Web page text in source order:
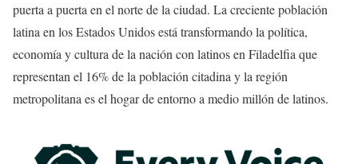
puerta a puerta en el norte de la ciudad. La creciente población
latina en los Estados Unidos está transformando la política,
economía y cultura de la nación con latinos en Filadelfia que
representan el 16% de la población citadina y la región
metropolitana es el hogar de entorno a medio millón de latinos.